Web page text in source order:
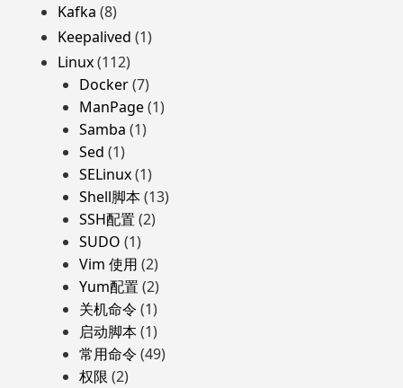
Kafka (8)
Keepalived (1)
Linux(112)
Docker(7)
ManPage(1)
Samba (1)
Sed (1)
SELinux(1)
Shell脚本(13)
SSH配置 (2)
SUDO (1)
Vim 使用 (2)
Yum配置 (2)
关机命令 (1)
启动脚本(1)
常用命令 (49)
权限 (2)